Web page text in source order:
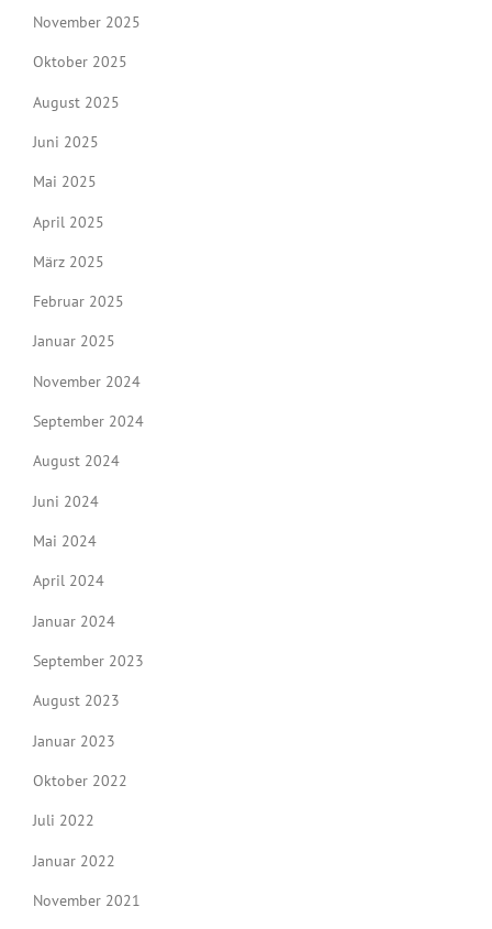
November 2025
Oktober 2025
August 2025
Juni 2025
Mai 2025
April 2025
März 2025
Februar 2025
Januar 2025
November 2024
September 2024
August 2024
Juni 2024
Mai 2024
April 2024
Januar 2024
September 2023
August 2023
Januar 2023
Oktober 2022
Juli 2022
Januar 2022
November 2021